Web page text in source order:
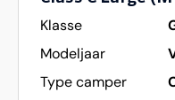
Klasse
Modeljaar
Type camper